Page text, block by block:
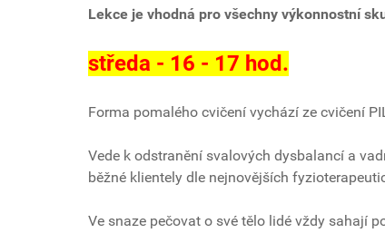
Lekce je vhodná pro všechny výkonnostní
středa - 16 - 17 hod.
Forma pomalého cvičení vychází ze cvičení
Vede k odstranění svalových dysbalancí a
běžné klientely dle nejnovějších
Ve snaze pečovat o své tělo lidé vždy sahají